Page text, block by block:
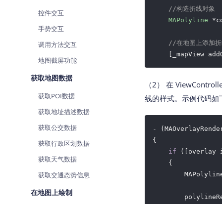
控件交互
手势交互
调用方法交互
地图截屏功能
获取地图数据
获取POI数据
获取地址描述数据
获取公交数据
获取行政区划数据
获取天气数据
获取交通态势信息
在地图上绘制
//构造折线对象
MAPolyline
//在地图上添加折
（2） 在
线的样式。示例代码如
-
{
if ([overlay
    {